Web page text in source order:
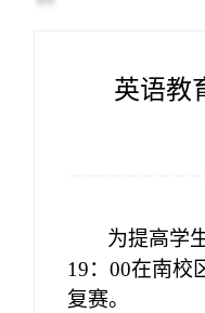
英语教
为提高学
19： 00在南校
复赛。